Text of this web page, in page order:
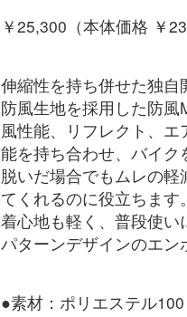
￥25,300（本体価格 ￥
伸縮性を持ち併せた独
防風生地を採用した防
風性能、リフレクト、
能を持ち合わせ、バイク
脱いだ場合でもムレの
てくれるのに役立ちま
着心地も軽く、普段使い
パターンデザインのエン
●素材：ポリエステル